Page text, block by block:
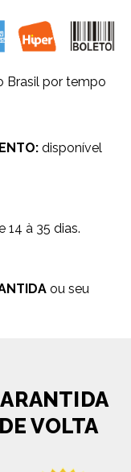
Brasil por tempo
disponível
14 à 35 dias.
ou seu
VOLTA